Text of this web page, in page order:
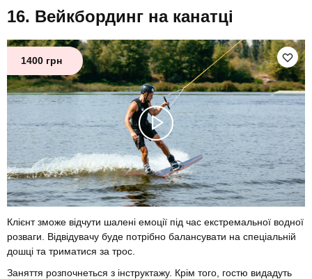
Вейкбординг на канатці
1400 грн
Клієнт зможе відчути шалені емоції під час екстремальної водної
розваги. Відвідувачу буде потрібно балансувати на спеціальній
дошці та триматися за трос.
Заняття розпочнеться з інструктажу. Крім того, гостю видадуть